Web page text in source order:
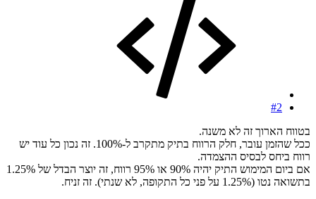
#2
בטווח הארוך זה לא משנה.
ככל שהזמן עובר, חלק הרווח בתיק מתקרב ל-100%. זה נכון כל עוד יש
רווח ביחס לבסיס ההצמדה.
אם ביום המימוש התיק יהיה 90% או 95% רווח, זה יוצר הבדל של 1.25%
בתשואה נטו (1.25% על פני כל התקופה, לא שנתי). זה זניח.